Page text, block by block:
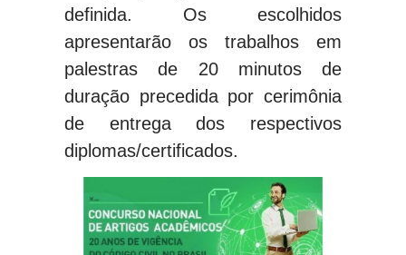
definida. Os escolhidos
apresentarão os trabalhos em
palestras de 20 minutos de
duração precedida por cerimônia
de entrega dos respectivos
diplomas/certificados.